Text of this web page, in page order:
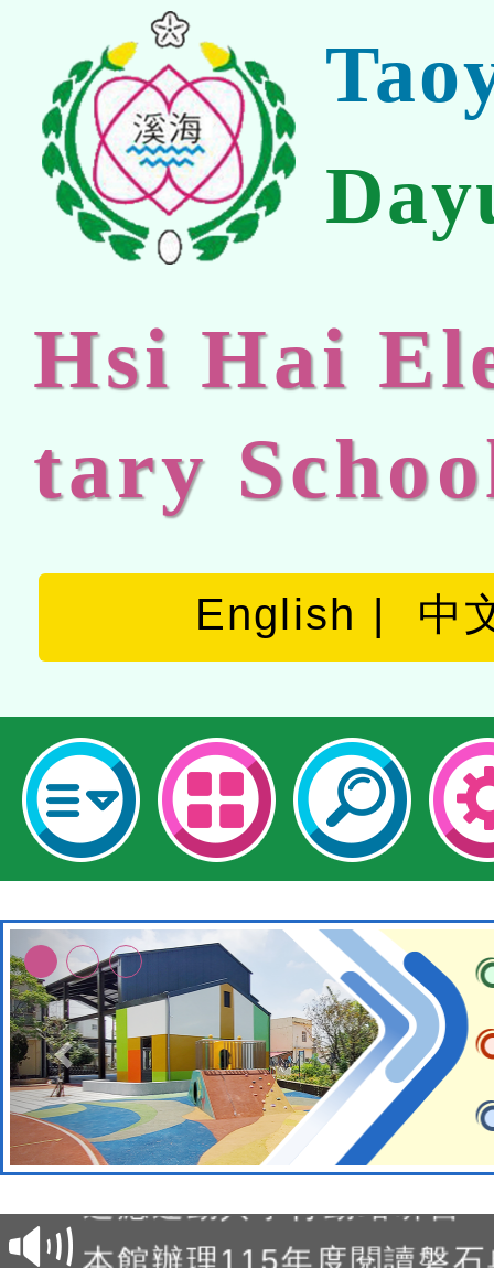
Hsi Hai
tary
English 中
本校115學年度第2次代理
結果公告(無人報名，續辦
適應運動共學行動站研習
本館辦理115年度閱讀磐